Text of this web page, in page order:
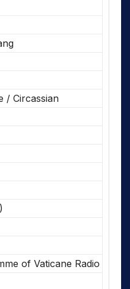
/ Circassian
of Vaticane Radio